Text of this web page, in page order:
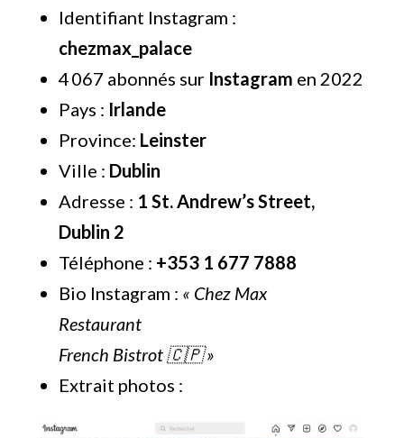
Identifiant Instagram :
chezmax_palace
4 067 abonnés sur Instagram en 2022
Pays : Irlande
Province: Leinster
Ville : Dublin
Adresse : 1 St. Andrew’s Street,
Dublin 2
Téléphone : +353 1 677 7888
Bio Instagram : « Chez Max
Restaurant
French Bistrot 🇨🇵 »
Extrait photos :